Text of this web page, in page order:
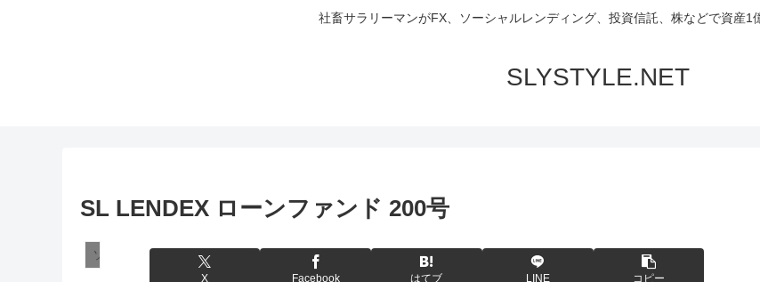
社畜サラリーマンがFX、ソーシャルレンディング、投資信託、株などで資産1
SLYSTYLE.NET
SL LENDEX ローンファンド 200号
ソーシャルレンディング
X Facebook はてブ LINE コピー